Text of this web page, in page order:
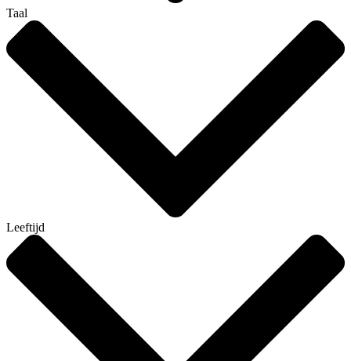
Taal
Leeftijd